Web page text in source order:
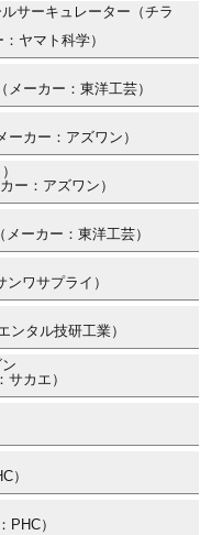
サーキュレーター（チラ
ヤマト科学）
ーカー：東洋工芸）
カー：アズワン）
ー：アズワン）
ーカー：東洋工芸）
ワサプライ）
タル技研工業）
カエ）
）
）